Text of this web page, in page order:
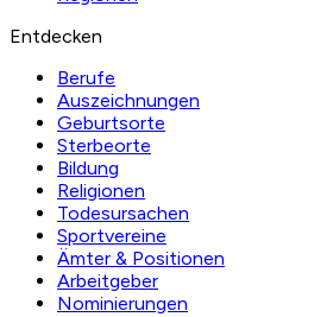
Entdecken
Berufe
Auszeichnungen
Geburtsorte
Sterbeorte
Bildung
Religionen
Todesursachen
Sportvereine
Ämter & Positionen
Arbeitgeber
Nominierungen